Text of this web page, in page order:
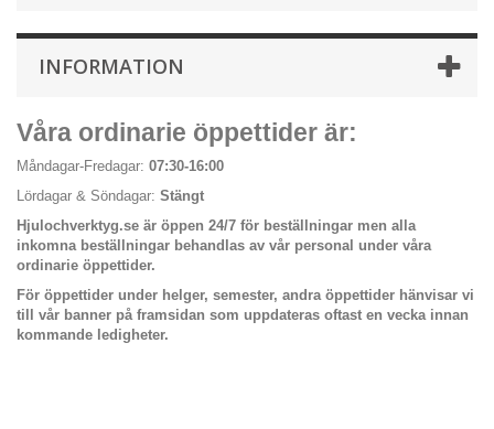
INFORMATION
Våra ordinarie öppettider är:
Måndagar-Fredagar: 07:30-16:00
Lördagar & Söndagar: Stängt
Hjulochverktyg.se är öppen 24/7 för beställningar men alla
inkomna beställningar behandlas av vår personal under våra
ordinarie öppettider.
För öppettider under helger, semester, andra öppettider hänvisar vi
till vår banner på framsidan som uppdateras oftast en vecka innan
kommande ledigheter.